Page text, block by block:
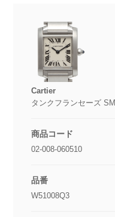
Cartier
タンクフランセーズ SM
商品コード
02-008-060510
品番
W51008Q3